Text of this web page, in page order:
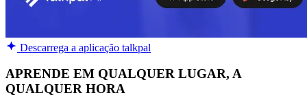
Descarrega a aplicação talkpal
APRENDE EM QUALQUER LUGAR, A
QUALQUER HORA